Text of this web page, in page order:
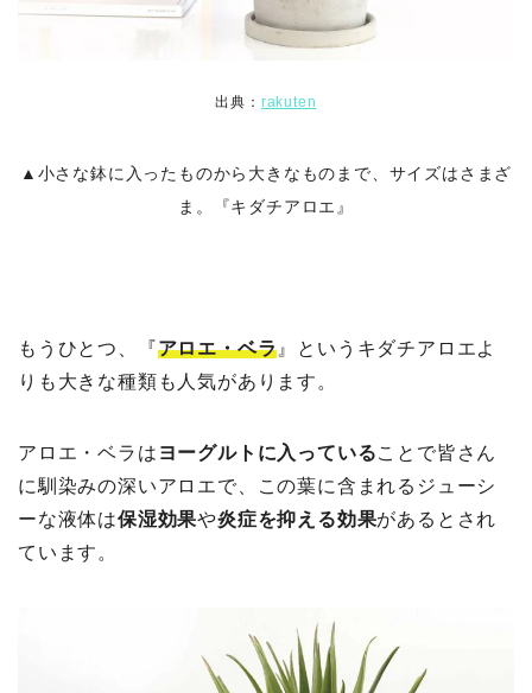
出典： rakuten
▲小さな鉢に入ったものから大きなものまで、サイズはさまざ
ま。『キダチアロエ』
もうひとつ、『 アロエ・ベラ』というキダチアロエよ
りも大きな種類も人気があります。
アロエ・ベラは ヨーグルトに入っていることで皆さん
に馴染みの深いアロエで、この葉に含まれるジューシ
ーな液体は保湿効果や炎症を抑える効果があるとされ
ています。